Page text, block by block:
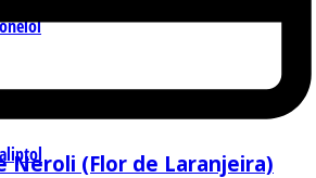
Neroli (Flor de Laranjeira)